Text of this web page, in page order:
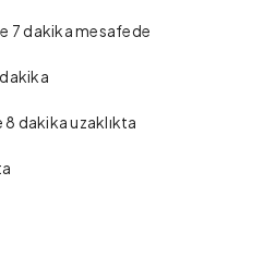
7 dakika mesafede
dakika
8 dakika uzaklıkta